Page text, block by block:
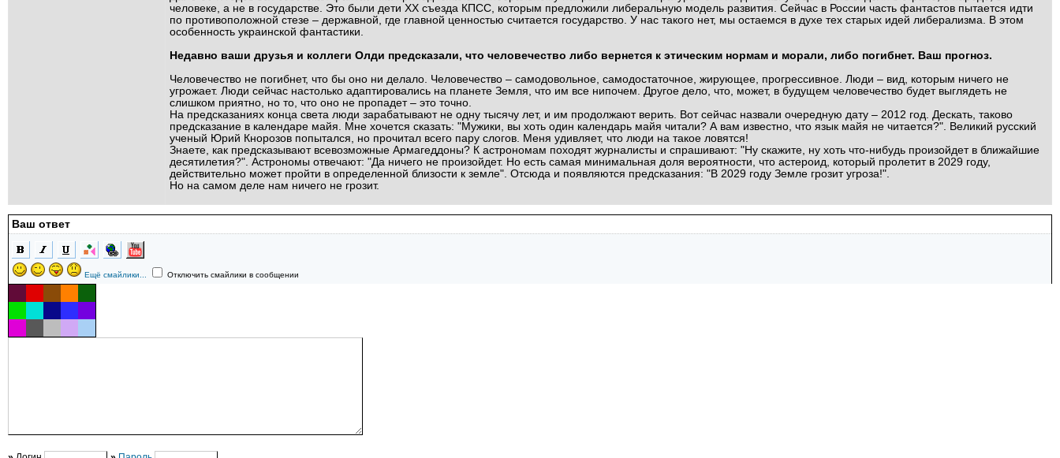
человеке, а не в государстве. Это были дети ХХ съезда КПСС, которым предложили либеральную модель развития. Сейчас в России часть фантастов пытается идти
по противоположной стезе – державной, где главной ценностью считается государство. У нас такого нет, мы остаемся в духе тех старых идей либерализма. В этом
особенность украинской фантастики.
Недавно ваши друзья и коллеги Олди предсказали, что человечество либо вернется к этическим нормам и морали, либо погибнет. Ваш прогноз.
Человечество не погибнет, что бы оно ни делало. Человечество – самодовольное, самодостаточное, жирующее, прогрессивное. Люди – вид, которым ничего не
угрожает. Люди сейчас настолько адаптировались на планете Земля, что им все нипочем. Другое дело, что, может, в будущем человечество будет выглядеть не
слишком приятно, но то, что оно не пропадет – это точно.
На предсказаниях конца света люди зарабатывают не одну тысячу лет, и им продолжают верить. Вот сейчас назвали очередную дату – 2012 год. Дескать, таково
предсказание в календаре майя. Мне хочется сказать: "Мужики, вы хоть один календарь майя читали? А вам известно, что язык майя не читается?". Великий русский
ученый Юрий Кнорозов попытался, но прочитал всего пару слогов. Меня удивляет, что люди на такое ловятся!
Знаете, как предсказывают всевозможные Армагеддоны? К астрономам походят журналисты и спрашивают: "Ну скажите, ну хоть что-нибудь произойдет в ближайшие
десятилетия?". Астрономы отвечают: "Да ничего не произойдет. Но есть самая минимальная доля вероятности, что астероид, который пролетит в 2029 году,
действительно может пройти в определенной близости к земле". Отсюда и появляются предсказания: "В 2029 году Земле грозит угроза!".
Но на самом деле нам ничего не грозит.
Ваш ответ
Ещё смайлики... Отключить смайлики в сообщении